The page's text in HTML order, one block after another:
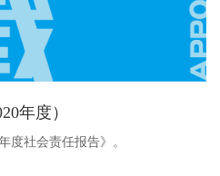
年度）
度社会责任报告》。